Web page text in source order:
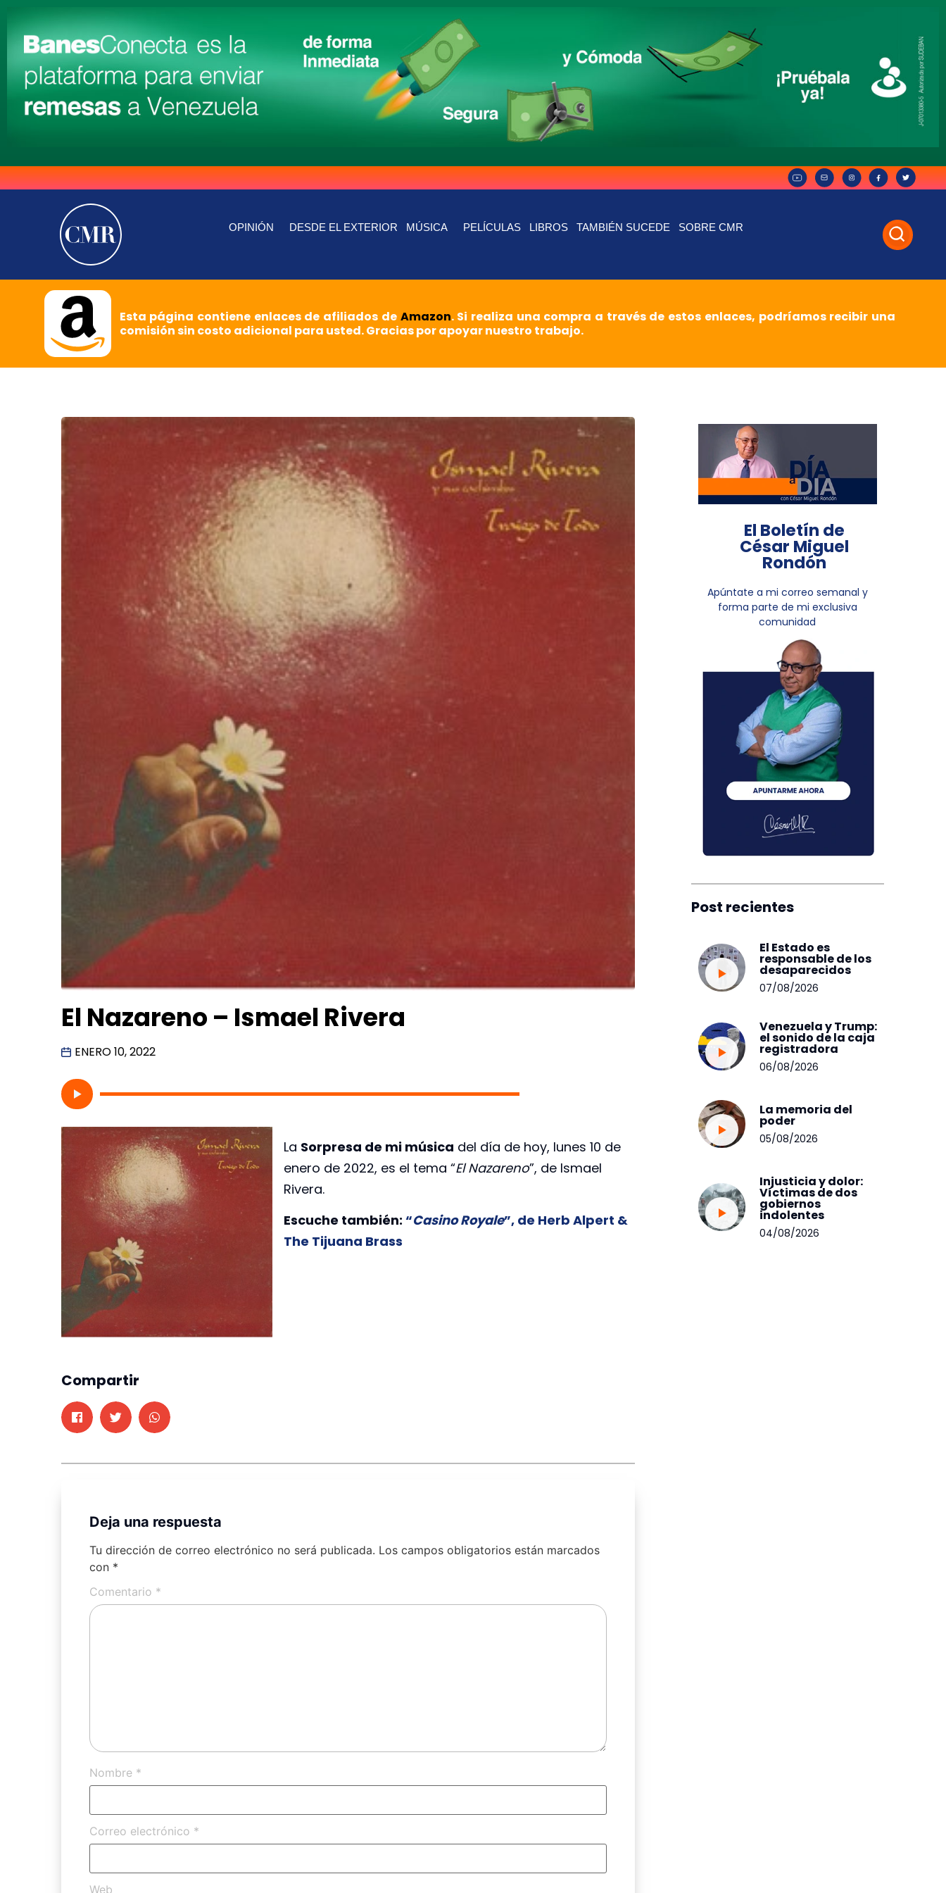
OPINIÓN DESDE EL EXTERIOR MÚSICA PELÍCULAS LIBROS TAMBIÉN SUCEDE SOBRE CMR
Esta página contiene enlaces de afiliados de Amazon. Si realiza una compra a través de estos enlaces, podríamos recibir una
comisión sin costo adicional para usted. Gracias por apoyar nuestro trabajo.
El Nazareno – Ismael Rivera
ENERO 10, 2022
La Sorpresa de mi música del día de hoy, lunes 10 de
enero de 2022, es el tema “El Nazareno”, de Ismael
Rivera.
Escuche también: “Casino Royale”, de Herb Alpert &
The Tijuana Brass
Compartir
Deja una respuesta
Tu dirección de correo electrónico no será publicada. Los campos obligatorios están marcados
con *
Comentario *
Nombre *
Correo electrónico *
Web
El Boletín de
César Miguel
Rondón
Apúntate a mi correo semanal y
forma parte de mi exclusiva
comunidad
Post recientes
El Estado es
responsable de los
desaparecidos
07/08/2026
Venezuela y Trump:
el sonido de la caja
registradora
06/08/2026
La memoria del
poder
05/08/2026
Injusticia y dolor:
Víctimas de dos
gobiernos
indolentes
04/08/2026